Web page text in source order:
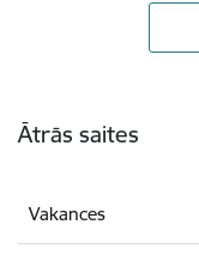
Ātrās saites
Vakances